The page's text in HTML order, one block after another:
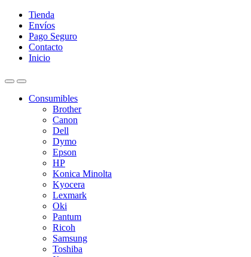
Tienda
Envíos
Pago Seguro
Contacto
Inicio
Consumibles
Brother
Canon
Dell
Dymo
Epson
HP
Konica Minolta
Kyocera
Lexmark
Oki
Pantum
Ricoh
Samsung
Toshiba